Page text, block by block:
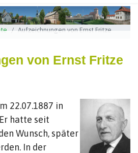
Aufzeichnungen von Ernst Fritze
von Ernst Fritze
22.07.1887 in
hatte seit
Wunsch, später
In der